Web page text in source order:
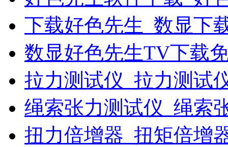
下载好色先生_数显下
数显好色先生TV下载
拉力测试仪_拉力测试
绳索张力测试仪_绳索
扭力倍增器_扭矩倍增